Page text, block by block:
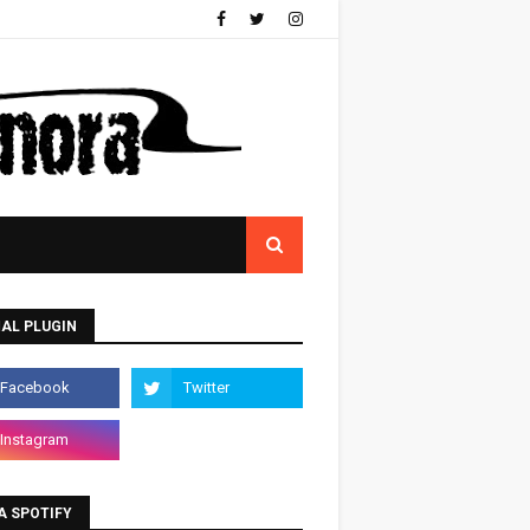
PLUGIN
SPOTIFY